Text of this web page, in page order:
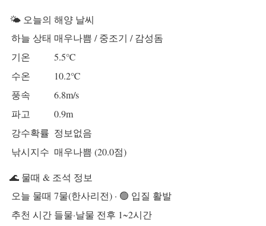
🌤️ 오늘의 해양 날씨
하늘 상태 매우나쁨 / 중조기 / 감성돔
기온
5.5℃
수온
10.2℃
풍속
6.8m/s
파고
0.9m
강수확률 정보없음
낚시지수 매우나쁨 (20.0점)
🌊 물때 & 조석 정보
오늘 물때 7물(한사리전) · 🟢 입질 활발
추천 시간 들물·날물 전후 1~2시간